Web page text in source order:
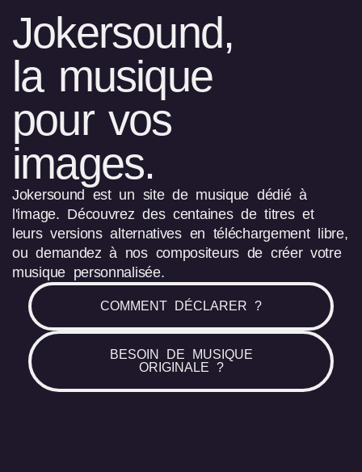
Jokersound,
la musique
pour vos
images.
Jokersound est un site de musique dédié à
l'image. Découvrez des centaines de titres et
leurs versions alternatives en téléchargement libre,
ou demandez à nos compositeurs de créer votre
musique personnalisée.
COMMENT DÉCLARER ?
BESOIN DE MUSIQUE
ORIGINALE ?